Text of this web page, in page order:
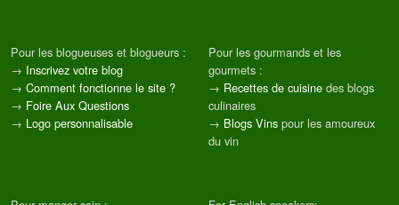
Pour les blogueuses et blogueurs :
→ Inscrivez votre blog
→ Comment fonctionne le site ?
→ Foire Aux Questions
→ Logo personnalisable
Pour les gourmands et les
gourmets :
→ Recettes de cuisine des blogs
culinaires
→ Blogs Vins pour les amoureux
du vin